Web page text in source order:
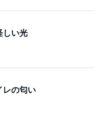
しい光
レの匂い